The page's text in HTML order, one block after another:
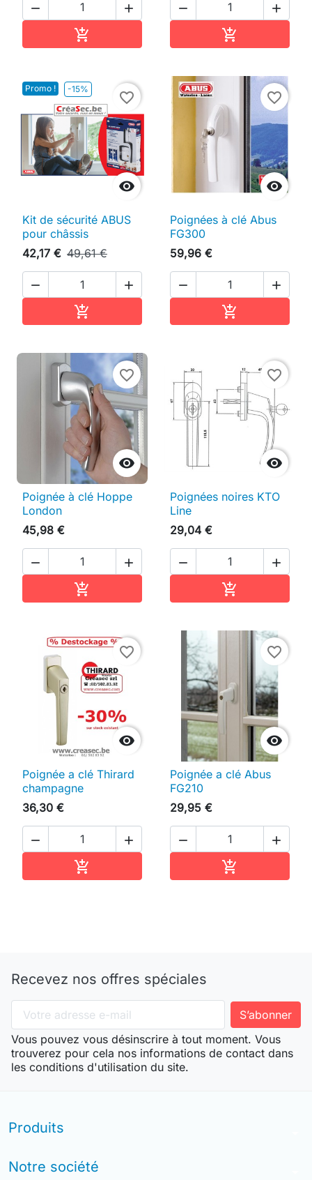
 

 

Promo ! -15%

favorite_border
Kit de sécurité ABUS
pour châssis
42,17 € 49,61 €
 


favorite_border
Poignées à clé Abus
FG300
59,96 €
 


favorite_border
Poignée à clé Hoppe
London
45,98 €
 


favorite_border
Poignées noires KTO
Line
29,04 €
 


favorite_border
Poignée a clé Thirard
champagne
36,30 €
 


favorite_border
Poignée a clé Abus
FG210
29,95 €
 

Recevez nos offres spéciales
Vous pouvez vous désinscrire à tout moment. Vous
trouverez pour cela nos informations de contact dans
les conditions d'utilisation du site.
Produits
Notre société